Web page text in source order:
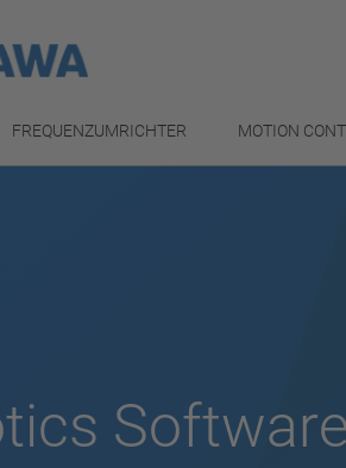
FREQUENZUMRICHTER MOTION
Software